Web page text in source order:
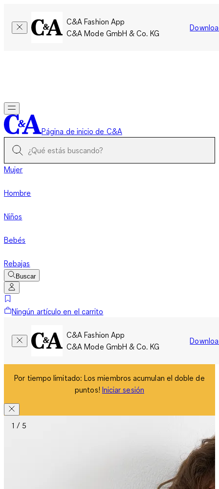
C&A Fashion App
C&A Mode GmbH & Co. KG
Página de inicio de C&A
Mujer
Hombre
Niños
Bebés
Rebajas
Buscar
Ningún artículo en el carrito
C&A Fashion App
C&A Mode GmbH & Co. KG
Por tiempo limitado: Los miembros acumulan el doble de
puntos! Iniciar sesión
1 / 5